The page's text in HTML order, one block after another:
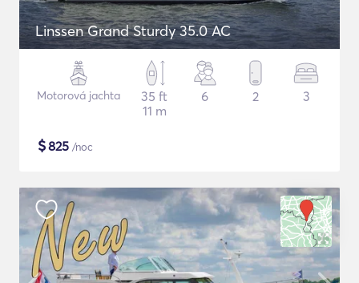
Linssen Grand Sturdy 35.0 AC
Motorová jachta
35 ft
11 m
6 2 3
$825 /noc